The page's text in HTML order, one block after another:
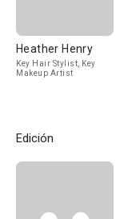
Heather Henry
Key Hair Stylist, Key
Makeup Artist
Edición